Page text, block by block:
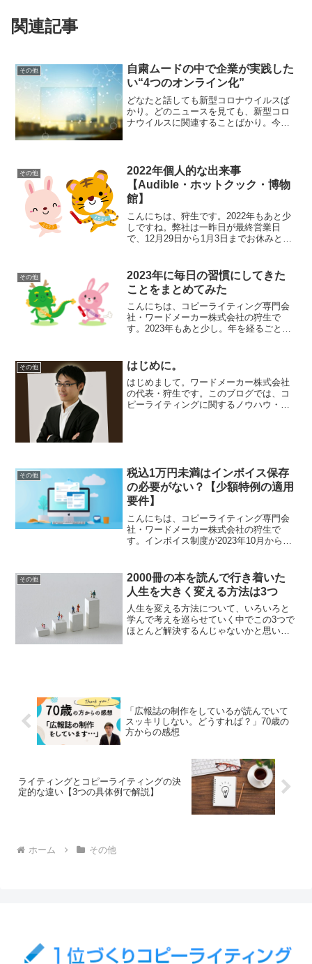
関連記事
その他
自粛ムードの中で企業が実践した
い“4つのオンライン化”
どなたと話しても新型コロナウイルスば
かり。どのニュースを見ても、新型コロ
ナウイルスに関連することばかり。今ま
不安になってしまいます。...
その他
2022年個人的な出来事
【Audible・ホットクック・博物
館】
こんにちは、狩生です。2022年もあと少
しですね。弊社は一昨日が最終営業日
で、12月29日から1月3日までお休みとな
かなり大きいです。今年はどんな年でし
たか？私は、...
その他
2023年に毎日の習慣にしてきた
ことをまとめてみた
こんにちは、コピーライティング専門会
社・ワードメーカー株式会社の狩生で
す。2023年もあと少し。年を経るごと
末年始はきっちり意識もわかれていたよ
うに思いますが、今は...
その他 はじめに。
はじめまして。ワードメーカー株式会社
の代表・狩生です。このブログでは、コ
ピーライティングに関するノウハウ・方
その他
税込1万円未満はインボイス保存
の必要がない？【少額特例の適用
要件】
こんにちは、コピーライティング専門会
社・ワードメーカー株式会社の狩生で
す。インボイス制度が2023年10月から始
ね」って思っていたのですが、思ったよ
り経理の手間が増えま...
その他
2000冊の本を読んで行き着いた
人生を大きく変える方法は3つ
人生を変える方法について、いろいろと
学んで考えを巡らせていく中でこの3つで
ほとんど解決するんじゃないかと思い至
「広報誌の制作をしているが読んでいて
スッキリしない。どうすれば？」70歳の
方からの感想
ライティングとコピーライティングの決
定的な違い【3つの具体例で解説】
ホーム その他